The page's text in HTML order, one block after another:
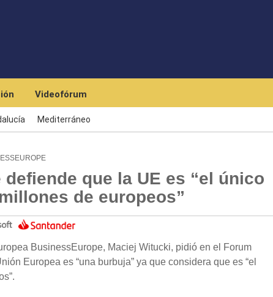
Videofórum
Mediterráneo
que la UE es “el único
de europeos”
BusinessEurope, Maciej Witucki, pidió en el Forum
Europea es “una burbuja” ya que considera que es “el